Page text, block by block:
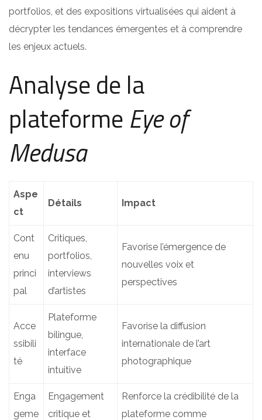
portfolios, et des expositions virtualisées qui aident à
décrypter les tendances émergentes et à comprendre
les enjeux actuels.
Analyse de la
plateforme Eye of
Medusa
Aspe
ct
Détails Impact
Cont
enu
princi
pal
Critiques,
portfolios,
interviews
d’artistes
Favorise l’émergence de
nouvelles voix et
perspectives
Acce
ssibili
té
Plateforme
bilingue,
interface
intuitive
Favorise la diffusion
internationale de l’art
photographique
Enga
geme
Engagement
critique et
Renforce la crédibilité de la
plateforme comme